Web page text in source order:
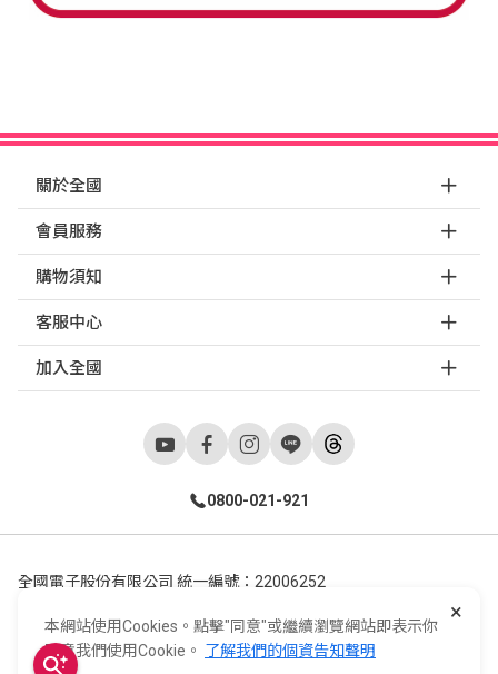
關於全國
會員服務
購物須知
客服中心
加入全國
0800-021-921
全國電子股份有限公司 統一編號：22006252
Copyright ©2026© E-Life Co., Ltd. All Rights Reserved.
×
本網站使用Cookies。點擊"同意"或繼續瀏覽網站即表示你
同意我們使用Cookie。 了解我們的個資告知聲明